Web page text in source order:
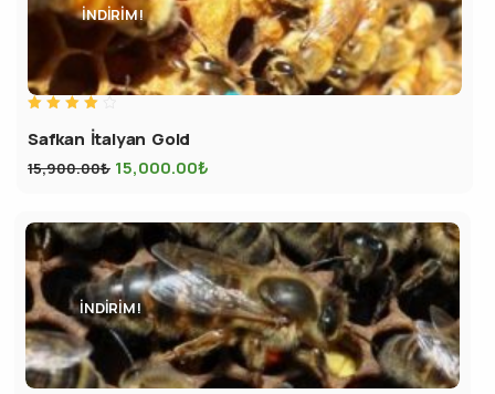
İNDIRIM!
üzerinden
4.00
oy aldı
Safkan İtalyan Gold
15,900.00₺ 15,000.00₺
İNDIRIM!